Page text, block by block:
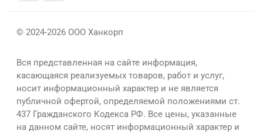
© 2024-2026 ООО Ханкорп
Вся представленная на сайте информация,
касающаяся реализуемых товаров, работ и услуг,
носит информационный характер и не является
публичной офертой, определяемой положениями ст.
437 Гражданского Кодекса РФ. Все цены, указанные
на данном сайте, носят информационный характер и